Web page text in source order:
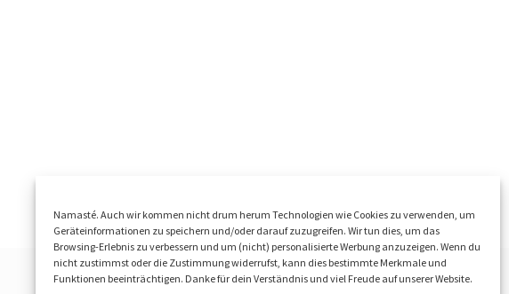
Namasté. Auch wir kommen nicht drum herum Technologien wie Cookies zu verwenden, um
Geräteinformationen zu speichern und/oder darauf zuzugreifen. Wir tun dies, um das
Browsing-Erlebnis zu verbessern und um (nicht) personalisierte Werbung anzuzeigen. Wenn du
nicht zustimmst oder die Zustimmung widerrufst, kann dies bestimmte Merkmale und
Funktionen beeinträchtigen. Danke für dein Verständnis und viel Freude auf unserer Website.